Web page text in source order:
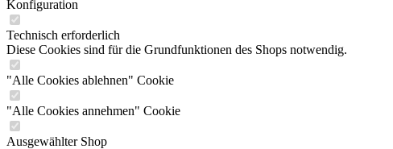
Konfiguration
Technisch erforderlich
Diese Cookies sind für die Grundfunktionen des Shops notwendig.
"Alle Cookies ablehnen" Cookie
"Alle Cookies annehmen" Cookie
Ausgewählter Shop